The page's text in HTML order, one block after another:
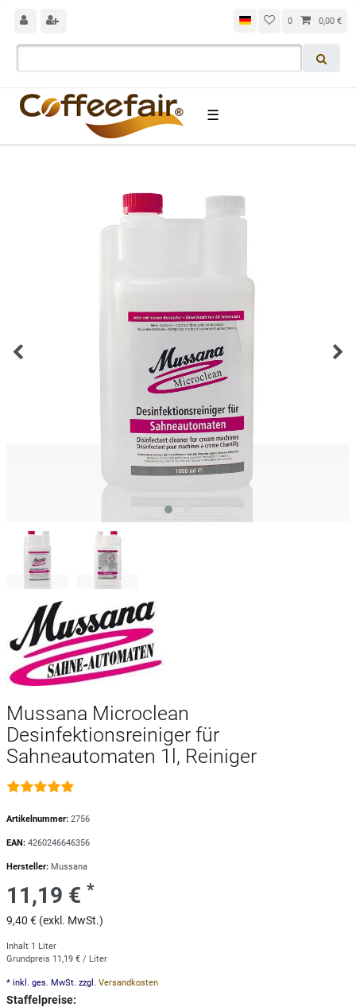
0 0,00 €
☰
Mussana Microclean
Desinfektionsreiniger für
Sahneautomaten 1l, Reiniger
Artikelnummer: 2756
EAN: 4260246646356
Hersteller: Mussana
11,19 € *
9,40 € (exkl. MwSt.)
Inhalt 1
Liter
Grundpreis 11,19 € / Liter
* inkl. ges. MwSt. zzgl. Versandkosten
Staffelpreise: